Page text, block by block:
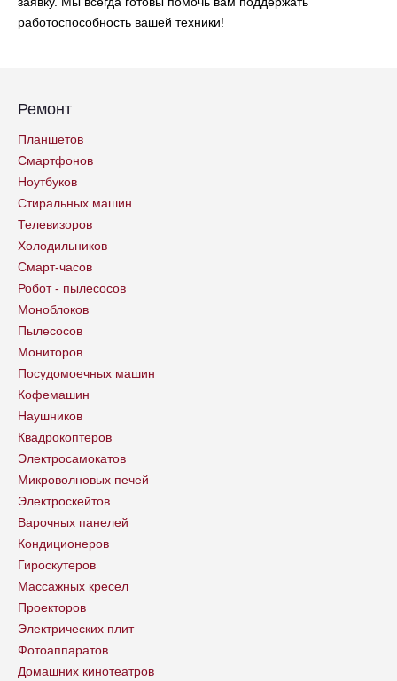
работоспособность вашей техники!
Ремонт
Планшетов
Смартфонов
Ноутбуков
Стиральных машин
Телевизоров
Холодильников
Смарт-часов
Робот - пылесосов
Моноблоков
Пылесосов
Мониторов
Посудомоечных машин
Кофемашин
Наушников
Квадрокоптеров
Электросамокатов
Микроволновых печей
Электроскейтов
Варочных панелей
Кондиционеров
Гироскутеров
Массажных кресел
Проекторов
Электрических плит
Фотоаппаратов
Домашних кинотеатров